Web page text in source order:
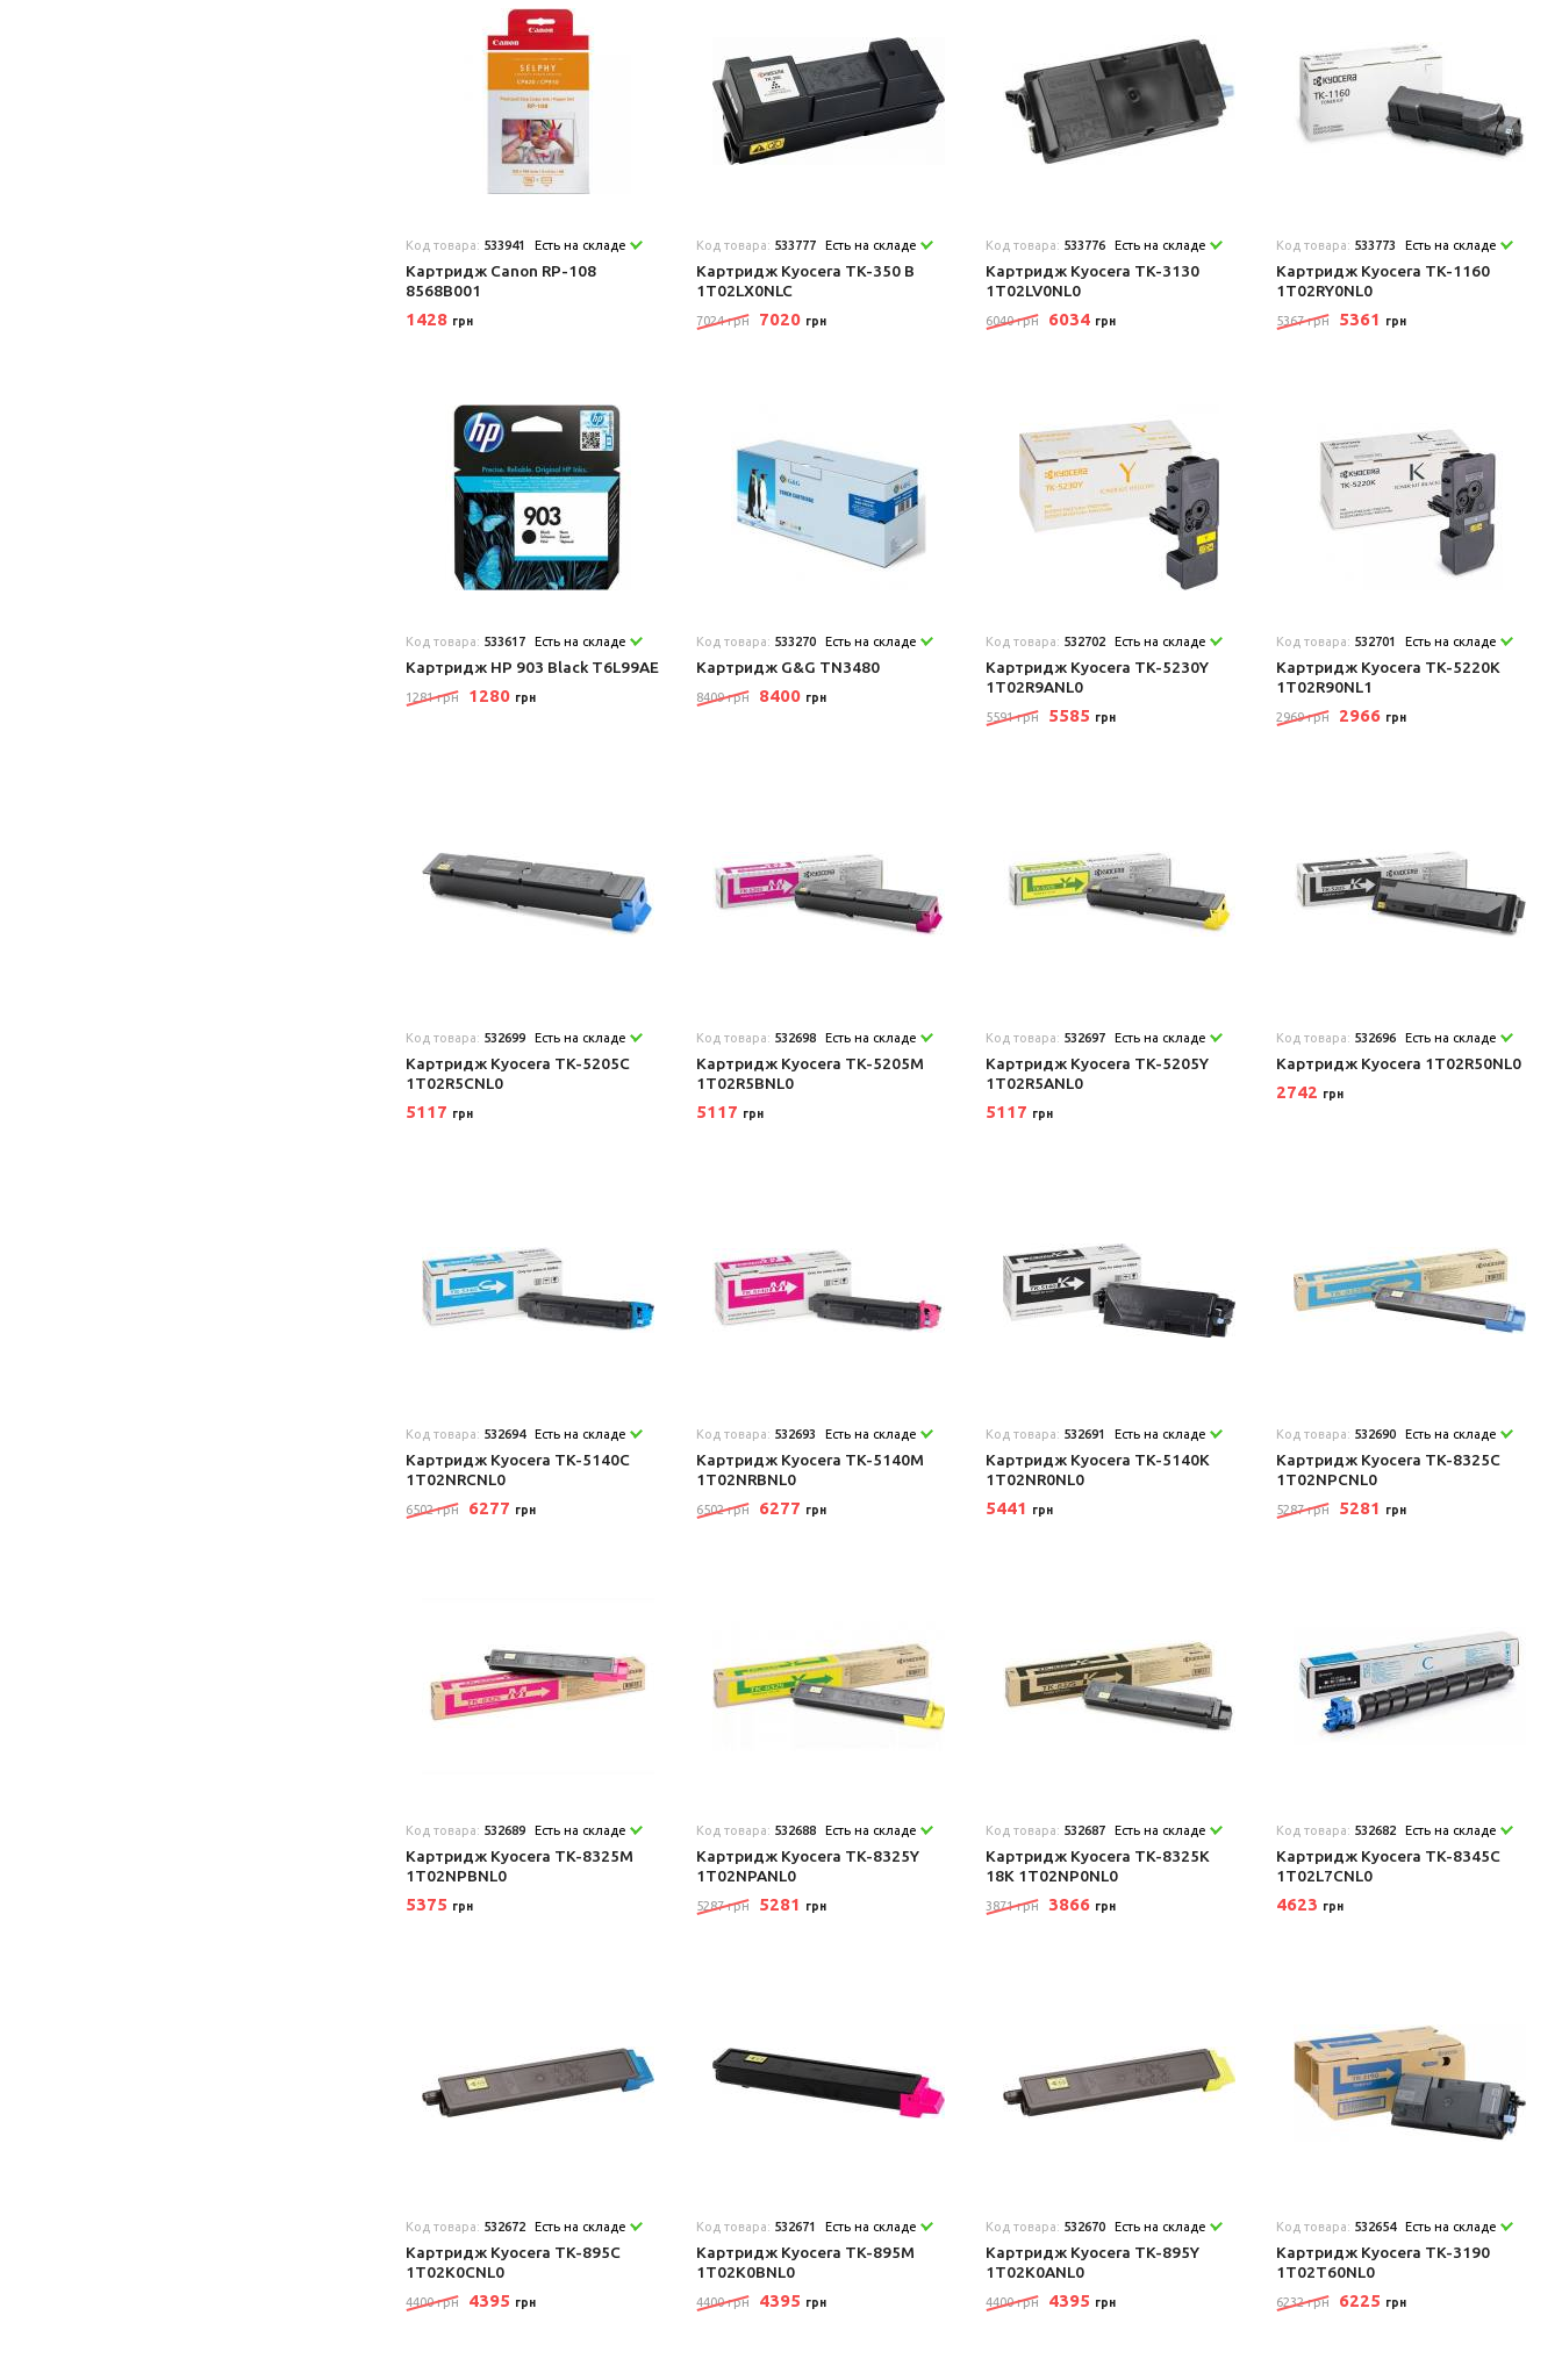
Код товара: 533941 Есть на складе
Картридж Canon RP-108
8568B001
1428 грн
Код товара: 533777 Есть на складе
Картридж Kyocera TK-350 B
1T02LX0NLC
7024 грн 7020 грн
Код товара: 533776 Есть на складе
Картридж Kyocera TK-3130
1T02LV0NL0
6040 грн 6034 грн
Код товара: 533773 Есть на складе
Картридж Kyocera TK-1160
1T02RY0NL0
5367 грн 5361 грн
Код товара: 533617 Есть на складе
Картридж HP 903 Black T6L99AE
1281 грн 1280 грн
Код товара: 533270 Есть на складе
Картридж G&G TN3480
8409 грн 8400 грн
Код товара: 532702 Есть на складе
Картридж Kyocera TK-5230Y
1T02R9ANL0
5591 грн 5585 грн
Код товара: 532701 Есть на складе
Картридж Kyocera TK-5220K
1T02R90NL1
2969 грн 2966 грн
Код товара: 532699 Есть на складе
Картридж Kyocera TK-5205C
1T02R5CNL0
5117 грн
Код товара: 532698 Есть на складе
Картридж Kyocera TK-5205M
1T02R5BNL0
5117 грн
Код товара: 532697 Есть на складе
Картридж Kyocera TK-5205Y
1T02R5ANL0
5117 грн
Код товара: 532696 Есть на складе
Картридж Kyocera 1T02R50NL0
2742 грн
Код товара: 532694 Есть на складе
Картридж Kyocera TK-5140C
1T02NRCNL0
6502 грн 6277 грн
Код товара: 532693 Есть на складе
Картридж Kyocera TK-5140M
1T02NRBNL0
6502 грн 6277 грн
Код товара: 532691 Есть на складе
Картридж Kyocera TK-5140K
1T02NR0NL0
5441 грн
Код товара: 532690 Есть на складе
Картридж Kyocera TK-8325C
1T02NPCNL0
5287 грн 5281 грн
Код товара: 532689 Есть на складе
Картридж Kyocera TK-8325M
1T02NPBNL0
5375 грн
Код товара: 532688 Есть на складе
Картридж Kyocera TK-8325Y
1T02NPANL0
5287 грн 5281 грн
Код товара: 532687 Есть на складе
Картридж Kyocera TK-8325K
18K 1T02NP0NL0
3871 грн 3866 грн
Код товара: 532682 Есть на складе
Картридж Kyocera TK-8345C
1T02L7CNL0
4623 грн
Код товара: 532672 Есть на складе
Картридж Kyocera TK-895C
1T02K0CNL0
4400 грн 4395 грн
Код товара: 532671 Есть на складе
Картридж Kyocera TK-895M
1T02K0BNL0
4400 грн 4395 грн
Код товара: 532670 Есть на складе
Картридж Kyocera TK-895Y
1T02K0ANL0
4400 грн 4395 грн
Код товара: 532654 Есть на складе
Картридж Kyocera TK-3190
1T02T60NL0
6232 грн 6225 грн